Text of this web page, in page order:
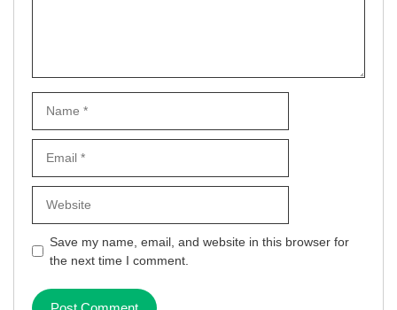
Save my name, email, and website in this browser for
the next time I comment.